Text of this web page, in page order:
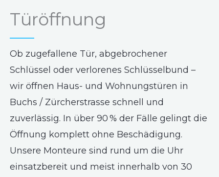
Türöffnung
Ob zugefallene Tür, abgebrochener
Schlüssel oder verlorenes Schlüsselbund –
wir öffnen Haus- und Wohnungstüren in
Buchs / Zürcherstrasse schnell und
zuverlässig. In über 90 % der Fälle gelingt die
Öffnung komplett ohne Beschädigung.
Unsere Monteure sind rund um die Uhr
einsatzbereit und meist innerhalb von 30